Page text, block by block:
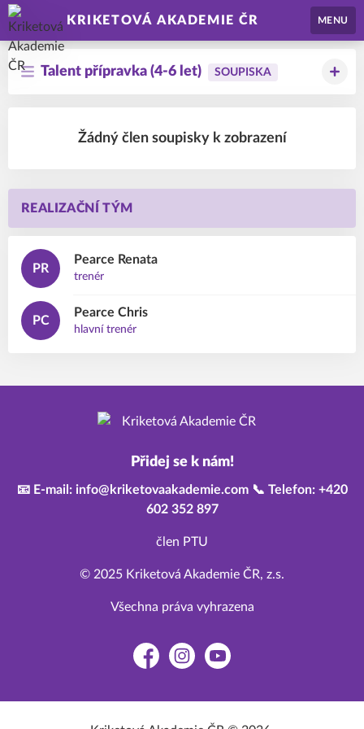
KRIKETOVÁ AKADEMIE ČR MENU
Talent přípravka (4-6 let) SOUPISKA
REALIZAČNÍ TÝM
PR
Renata
Pearce
trenér
PC
Chris
Pearce
hlavní trenér
Žádný člen soupisky k zobrazení
Přidej se k nám!
📧 E-mail: info@kriketovaakademie.com 📞 Telefon: +420
602 352 897
člen PTU
© 2025 Kriketová Akademie ČR, z.s.
Všechna práva vyhrazena
FacebookInstagramYouTube